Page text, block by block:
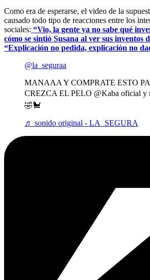
Como era de esperarse, el video de la
causado todo tipo de reacciones entre los
sociales: “Vio, la gente ya no sabe qué
cómo se sintió Susana al ver sus inventos
“Explicación no pedida, explicación no
@la_seguraa
MANAAA Y COMPRATE ESTO
CREZCA EL PELO @Kaba oficial
🤣🐩
♬ sonido original - LA_SEGURA